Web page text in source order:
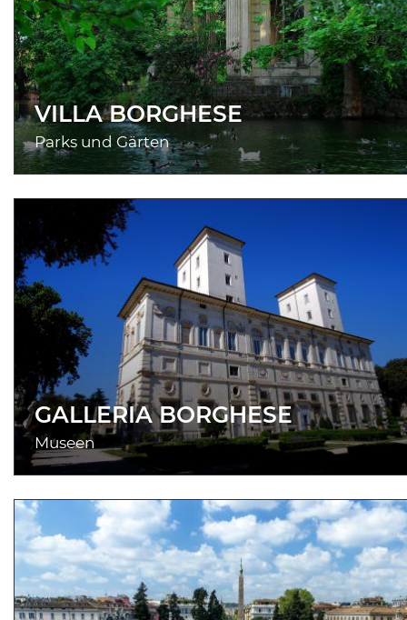
VILLA BORGHESE
Parks und Gärten
GALLERIA BORGHESE
Museen